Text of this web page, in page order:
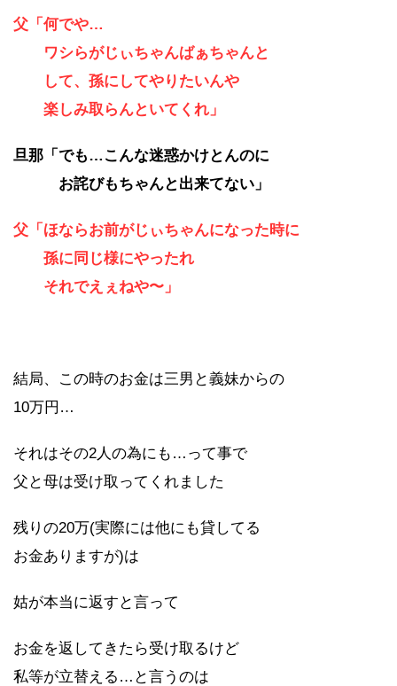
父「何でや…
ワシらがじぃちゃんばぁちゃんと
して、孫にしてやりたいんや
楽しみ取らんといてくれ」
旦那「でも…こんな迷惑かけとんのに
お詫びもちゃんと出来てない」
父「ほならお前がじぃちゃんになった時に
孫に同じ様にやったれ
それでえぇねや〜」
結局、この時のお金は三男と義妹からの
10万円…
それはその2人の為にも…って事で
父と母は受け取ってくれました
残りの20万(実際には他にも貸してる
お金ありますが)は
姑が本当に返すと言って
お金を返してきたら受け取るけど
私等が立替える…と言うのは